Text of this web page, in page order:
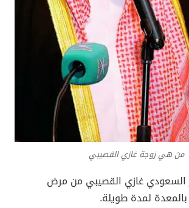
من هي زوجة غازي القصيبي
السعودي غازي القصيبي من مرض
لمدة طويلة.